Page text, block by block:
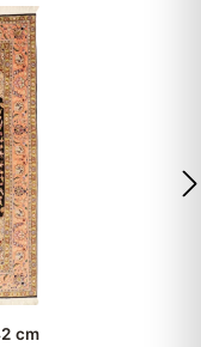
cm